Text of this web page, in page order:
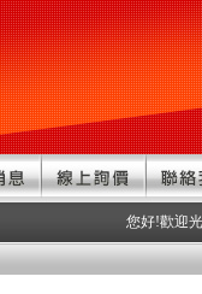
您好!歡迎